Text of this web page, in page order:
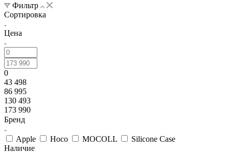
Фильтр
Сортировка
Цена
0
43 498
86 995
130 493
173 990
Бренд
Apple Hoco MOCOLL
Silicone Case
Наличие